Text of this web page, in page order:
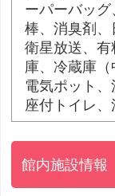
ーパーバッ
棒、消臭剤、
衛星放送、
庫、冷蔵庫（
電気ポット
座付トイレ
館内施設情報